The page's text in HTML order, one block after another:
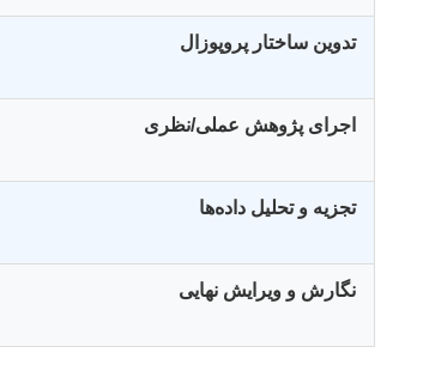
تدوین ساختار پروپوزال
اجرای پژوهش عملی/نظری
تجزیه و تحلیل داده‌ها
نگارش و ویرایش نهایی